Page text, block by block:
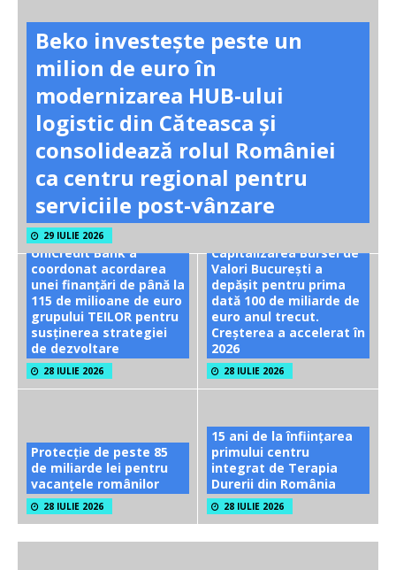
Beko investește peste un
milion de euro în
modernizarea HUB-ului
logistic din Căteasca și
consolidează rolul României
ca centru regional pentru
serviciile post-vânzare
29 IULIE 2026
UniCredit Bank a
coordonat acordarea
unei finanțări de până la
115 de milioane de euro
grupului TEILOR pentru
susținerea strategiei
de dezvoltare
28 IULIE 2026
Capitalizarea Bursei de
Valori București a
depășit pentru prima
dată 100 de miliarde de
euro anul trecut.
Creșterea a accelerat în
2026
28 IULIE 2026
Protecție de peste 85
de miliarde lei pentru
vacanțele românilor
28 IULIE 2026
15 ani de la înființarea
primului centru
integrat de Terapia
Durerii din România
28 IULIE 2026